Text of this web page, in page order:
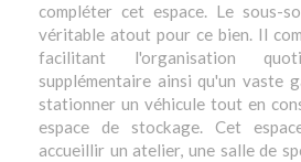
compléter cet espace. Le sous-
véritable atout pour ce bien. Il
facilitant l'organisation
supplémentaire ainsi qu'un vaste
stationner un véhicule tout en
espace de stockage. Cet
accueillir un atelier, une salle de